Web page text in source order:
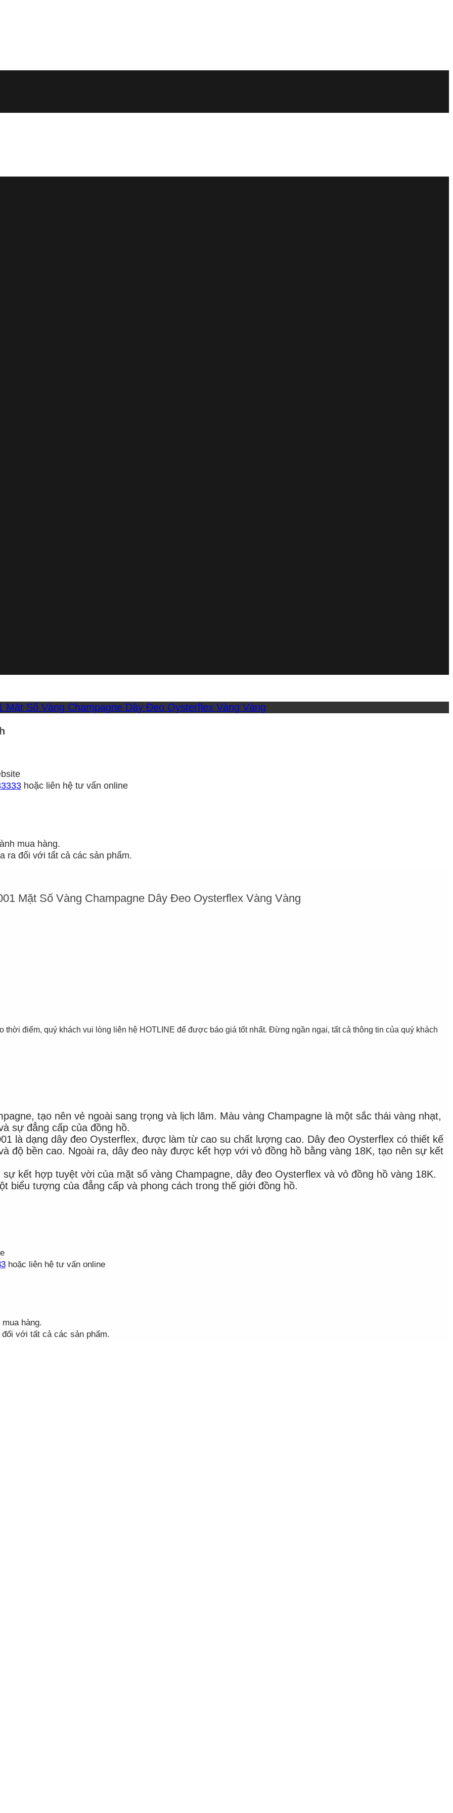
hoặc liên hệ tư vấn online
mua hàng.
ra đối với tất cả các sản phẩm.
Mặt Số Vàng Champagne Dây Đeo Oysterflex Vàng Vàng
thời điểm, quý khách vui lòng liên hệ HOTLINE để được báo giá tốt nhất. Đừng ngần ngại, tất cả thông tin của quý khách
tạo nên vẻ ngoài sang trọng và lịch lãm. Màu vàng Champagne là một sắc thái vàng nhạt,
sự đẳng cấp của đồng hồ.
là dạng dây đeo Oysterflex, được làm từ cao su chất lượng cao. Dây đeo Oysterflex có thiết kế
độ bền cao. Ngoài ra, dây đeo này được kết hợp với vỏ đồng hồ bằng vàng 18K, tạo nên sự kết
kết hợp tuyệt vời của mặt số vàng Champagne, dây đeo Oysterflex và vỏ đồng hồ vàng 18K.
biểu tượng của đẳng cấp và phong cách trong thế giới đồng hồ.
hoặc liên hệ tư vấn online
hàng.
với tất cả các sản phẩm.